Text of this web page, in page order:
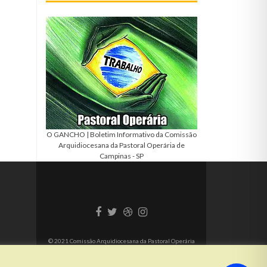
O GANCHO | Boletim Informativo da Comissão
Arquidiocesana da Pastoral Operária de
Campinas - SP
LinkLinkLinkLink
© 2021 Comissão Arquidiocesana da Pastoral Operária